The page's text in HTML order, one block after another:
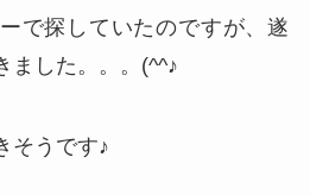
で探していたのですが、遂
ました。。。(^^♪
そうです♪